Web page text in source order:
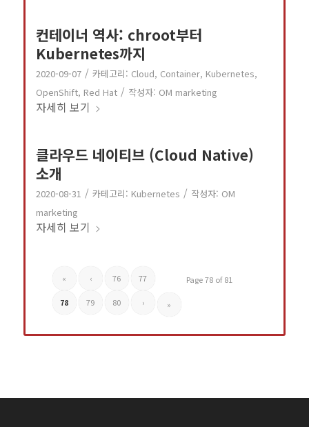
컨테이너 역사: chroot부터
Kubernetes까지
2020-09-07 / 카테고리: Cloud, Container, Kubernetes,
OpenShift, Red Hat / 작성자: OM marketing
자세히 보기
클라우드 네이티브 (Cloud Native)
소개
2020-08-31 / 카테고리: Kubernetes / 작성자: OM
marketing
자세히 보기
Page 78 of 81
« ‹ 76 77
78 79 80 › »